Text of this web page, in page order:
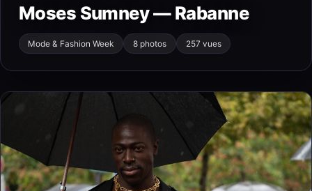
Moses Sumney — Rabanne
Mode & Fashion Week 8 photos 257 vues